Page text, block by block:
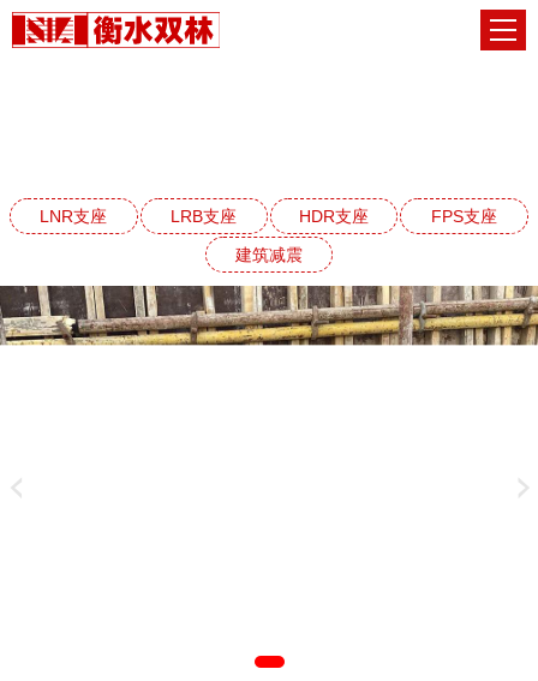
LNR支座 LRB支座 HDR支座
FPS支座
建筑减震